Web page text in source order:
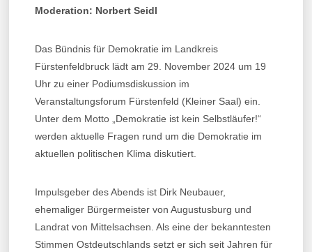
Moderation: Norbert Seidl
Das Bündnis für Demokratie im Landkreis
Fürstenfeldbruck lädt am 29. November 2024 um 19
Uhr zu einer Podiumsdiskussion im
Veranstaltungsforum Fürstenfeld (Kleiner Saal) ein.
Unter dem Motto „Demokratie ist kein Selbstläufer!“
werden aktuelle Fragen rund um die Demokratie im
aktuellen politischen Klima diskutiert.
Impulsgeber des Abends ist Dirk Neubauer,
ehemaliger Bürgermeister von Augustusburg und
Landrat von Mittelsachsen. Als eine der bekanntesten
Stimmen Ostdeutschlands setzt er sich seit Jahren für